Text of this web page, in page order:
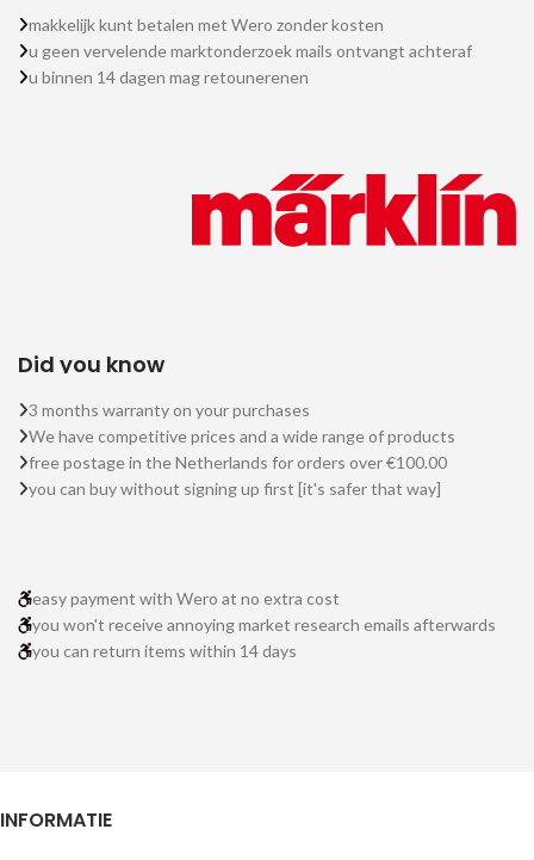
makkelijk kunt betalen met Wero zonder kosten
u geen vervelende marktonderzoek mails ontvangt achteraf
u binnen 14 dagen mag retounerenen
Did you know
3 months warranty on your purchases
We have competitive prices and a wide range of products
free postage in the Netherlands for orders over €100.00
you can buy without signing up first [it's safer that way]
easy payment with Wero at no extra cost
you won't receive annoying market research emails afterwards
you can return items within 14 days
INFORMATIE